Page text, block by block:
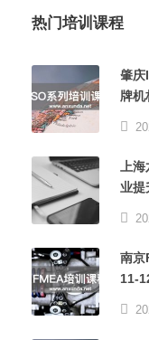
热门培训课程
肇庆
牌机
上
业提
南京
11-